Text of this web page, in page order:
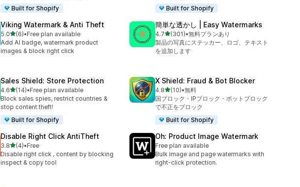
Built for Shopify
Built for Shopify
Viking Watermark & Anti Theft
5.05つ星中
(6)
合計レビュー数：6件
•Free plan available
Add AI badge, watermark product
images & block right click
簡単な透かし | Easy Watermarks
4.75つ星中
(301)
合計レビュー数：301件
•無料プランあり
製品の写真にステッカー、ロゴ、テキスト
を追加します
Sales Shield: Store Protection
4.65つ星中
(14)
合計レビュー数：14件
•Free plan available
Block sales spies, restrict countries &
stop content theft!
Built for Shopify
X Shield: Fraud & Bot Blocker
4.85つ星中
(10)
合計レビュー数：10件
•無料
国ブロック・IPブロック・ボットブロック
で不正をブロック
Built for Shopify
Disable Right Click AntiTheft
3.85つ星中
(4)
合計レビュー数：4件
•Free
Disable right click , content by blocking
inspect & copy tool
Oh: Product Image Watermark
Free plan available
Bulk image and page watermarks with
right-click protection.